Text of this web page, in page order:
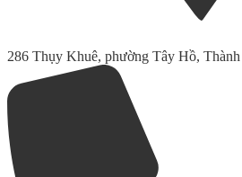
286 Thụy Khuê, phường Tây Hồ,